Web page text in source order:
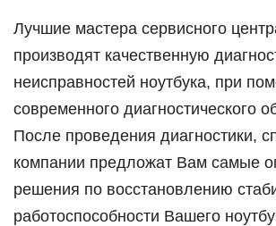
Лучшие мастера сервисного
производят качественную
неисправностей ноутбука, при
современного диагностического
После проведения диагностики,
компании предложат Вам самые
решения по восстановлению
работоспособности Вашего